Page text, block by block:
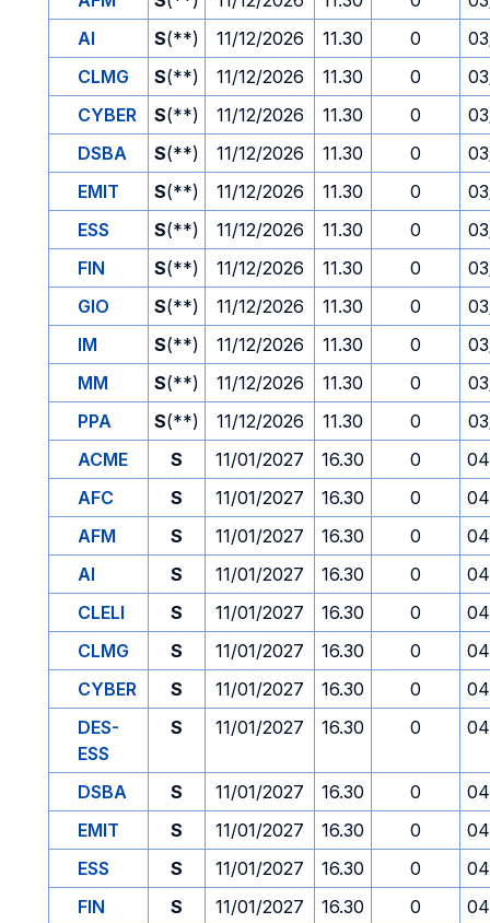
AI
S(**) 11/12/2026 11.30 0
CLMG
S(**) 11/12/2026 11.30 0
CYBER
S(**) 11/12/2026 11.30 0
DSBA
S(**) 11/12/2026 11.30 0
EMIT
S(**) 11/12/2026 11.30 0
ESS
S(**) 11/12/2026 11.30 0
FIN
S(**) 11/12/2026 11.30 0
GIO
S(**) 11/12/2026 11.30 0
IM
S(**) 11/12/2026 11.30 0
MM
S(**) 11/12/2026 11.30 0
PPA
S(**) 11/12/2026 11.30 0
ACME
S 11/01/2027 16.30 0
AFC
S 11/01/2027 16.30 0
AFM
S 11/01/2027 16.30 0
AI
S 11/01/2027 16.30 0
CLELI
S 11/01/2027 16.30 0
CLMG
S 11/01/2027 16.30 0
CYBER
S 11/01/2027 16.30 0
DES-
ESS
S 11/01/2027 16.30 0
DSBA S 11/01/2027 16.30 0
EMIT
S 11/01/2027 16.30 0
ESS
S 11/01/2027 16.30 0
FIN
S 11/01/2027 16.30 0